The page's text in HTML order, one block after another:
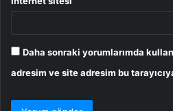
Daha sonraki yorumlarımda
adresim ve site adresim bu